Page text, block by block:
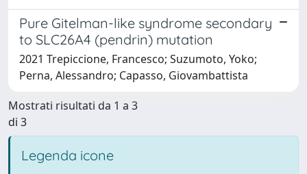
Pure Gitelman-like syndrome secondary
to SLC26A4 (pendrin) mutation
2021 Trepiccione, Francesco; Suzumoto, Yoko;
Perna, Alessandro; Capasso, Giovambattista
Mostrati risultati da 1 a 3
di 3
Legenda icone